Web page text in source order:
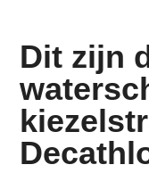
Dit zijn